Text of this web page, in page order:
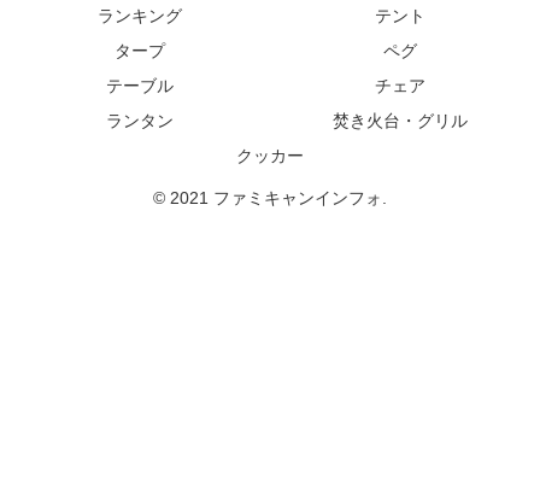
ランキング
テント
タープ
ペグ
テーブル
チェア
ランタン
焚き火台・グリル
クッカー
© 2021 ファミキャンインフォ.